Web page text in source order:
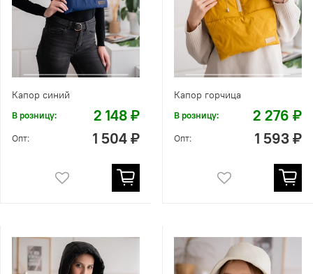
Капор синий
В розницу: 2 148 ₽
Опт: 1 504 ₽
Капор горчица
В розницу: 2 276 ₽
Опт: 1 593 ₽